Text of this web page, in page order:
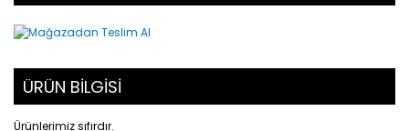
ÜRÜN BİLGİSİ
Ürünlerimiz sıfırdır.